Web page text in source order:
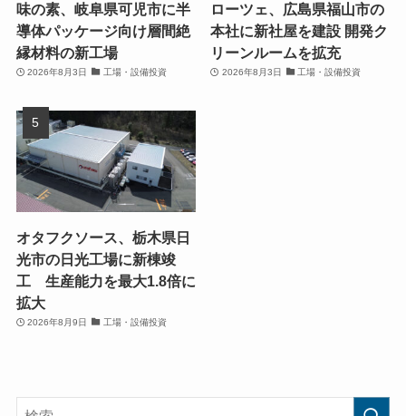
味の素、岐阜県可児市に半
導体パッケージ向け層間絶
縁材料の新工場
2026年8月3日 工場・設備投資
ローツェ、広島県福山市の
本社に新社屋を建設 開発ク
リーンルームを拡充
2026年8月3日 工場・設備投資
オタフクソース、栃木県日
光市の日光工場に新棟竣
工 生産能力を最大1.8倍に
拡大
2026年8月9日 工場・設備投資